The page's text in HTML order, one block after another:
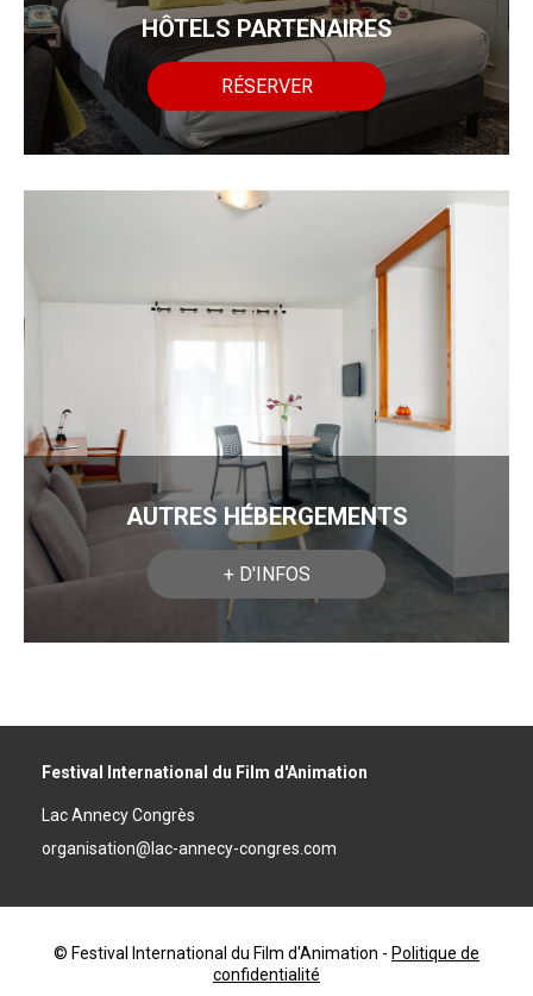
HÔTELS PARTENAIRES
RÉSERVER
AUTRES HÉBERGEMENTS
+ D'INFOS
Festival International du Film d'Animation
Lac Annecy Congrès
organisation@lac-annecy-congres.com
© Festival International du Film d'Animation - Politique de
confidentialité